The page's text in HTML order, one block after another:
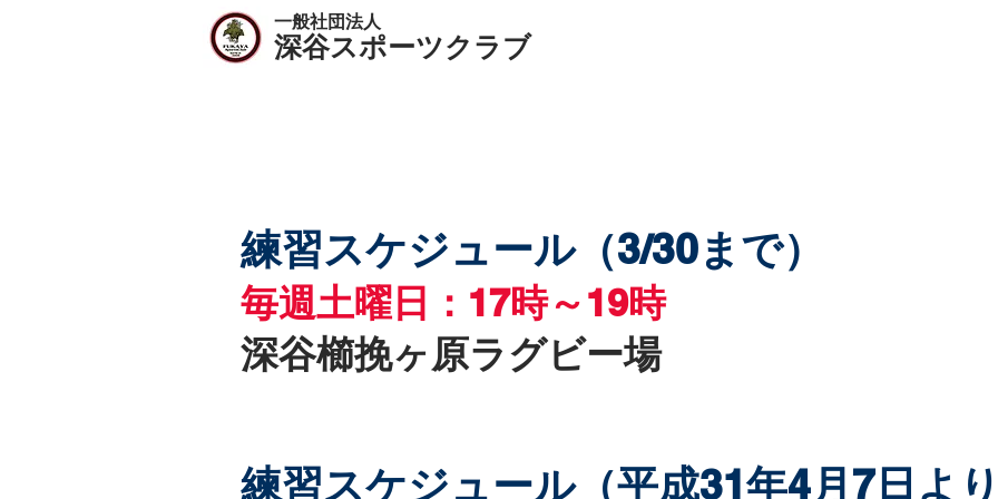
一般社団法人
​深谷スポーツクラブ
練習スケジュール（3/30まで）
毎週土曜日：17時～19時
深谷櫛挽ヶ原ラグビー場
練習スケジュール（平成31年4月7日より